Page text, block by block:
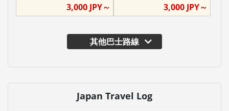
3,000JPY～ 3,000 JPY～
其他巴士路線
Japan Travel Log